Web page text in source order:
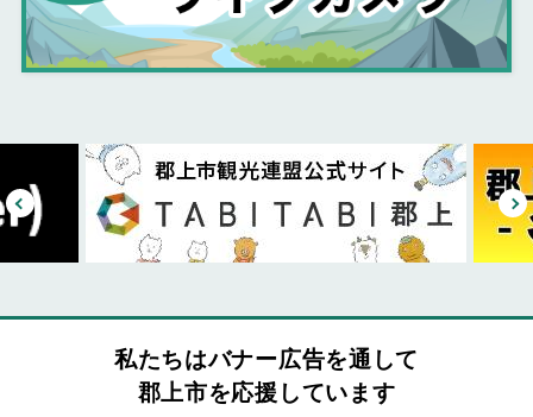
私たちはバナー広告を通して
郡上市を応援しています